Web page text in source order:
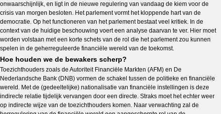
onwaarschijnlijk, en ligt in de nieuwe regulering van vandaag de kiem voor de
crisis van morgen besloten. Het parlement vormt het kloppende hart van de
democratie. Op het functioneren van het parlement bestaat veel kritiek. In de
context van de huidige beschouwing voert een analyse daarvan te ver. Hier moet
worden volstaan met een korte schets van de rol die het parlement zou kunnen
spelen in de geherreguleerde financiële wereld van de toekomst.
Hoe houden we de bewakers scherp?
Toezichthouders zoals de Autoriteit Financiële Markten (AFM) en De
Nederlandsche Bank (DNB) vormen de schakel tussen de politieke en financiële
wereld. Met de (gedeeltelijke) nationalisatie van financiële instellingen is deze
indirecte relatie tijdelijk vervangen door een directe. Straks moet het echter weer
op indirecte wijze van de toezichthouders komen. Naar verwachting zal de